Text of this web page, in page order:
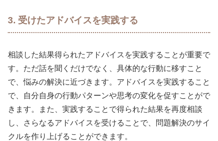
3. 受けたアドバイスを実践する
相談した結果得られたアドバイスを実践することが重要で
す。ただ話を聞くだけでなく、具体的な行動に移すこと
で、悩みの解決に近づきます。アドバイスを実践すること
で、自分自身の行動パターンや思考の変化を促すことがで
きます。また、実践することで得られた結果を再度相談
し、さらなるアドバイスを受けることで、問題解決のサイ
クルを作り上げることができます。